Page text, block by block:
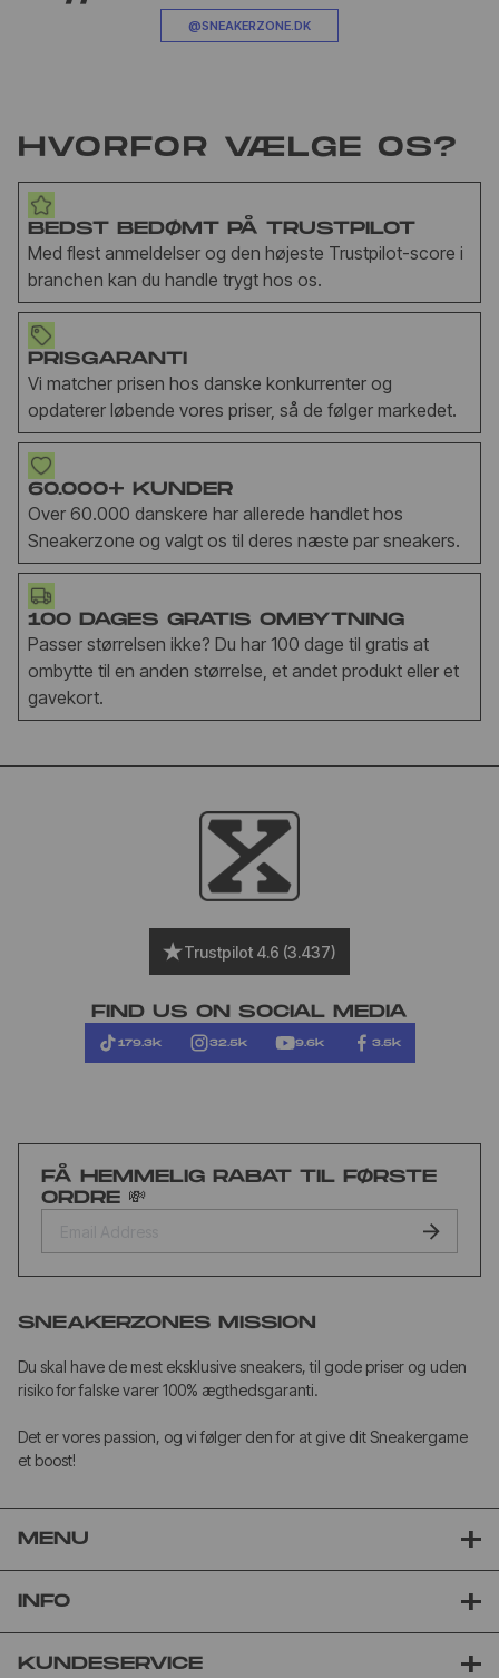
@SNEAKERZONE.DK
HVORFOR VÆLGE OS?
BEDST BEDØMT PÅ TRUSTPILOT
Med flest anmeldelser og den højeste Trustpilot-score i
branchen kan du handle trygt hos os.
PRISGARANTI
Vi matcher prisen hos danske konkurrenter og
opdaterer løbende vores priser, så de følger markedet.
60.000+ KUNDER
Over 60.000 danskere har allerede handlet hos
Sneakerzone og valgt os til deres næste par sneakers.
100 DAGES GRATIS OMBYTNING
Passer størrelsen ikke? Du har 100 dage til gratis at
ombytte til en anden størrelse, et andet produkt eller et
gavekort.
Trustpilot 4.6 (3.437)
FIND US ON SOCIAL MEDIA
179.3k 32.5k 9.6k 3.5k
FÅ HEMMELIG RABAT TIL FØRSTE
ORDRE 💸
SNEAKERZONES MISSION
Du skal have de mest eksklusive sneakers, til gode priser og uden
risiko for falske varer 100% ægthedsgaranti.
Det er vores passion, og vi følger den for at give dit Sneakergame
et boost!
MENU
INFO
KUNDESERVICE